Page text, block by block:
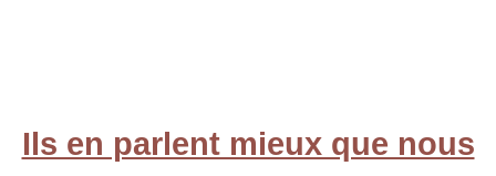
Ils en parlent mieux que nous